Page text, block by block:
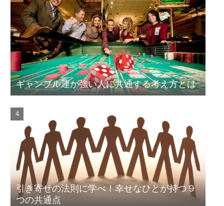
ギャンブル運が強い人に共通する考え方とは
引き寄せの法則に学べ！幸せなひとが持つ９
つの共通点